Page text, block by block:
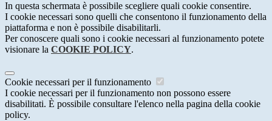
In questa schermata è possibile scegliere quali cookie consentire.
I cookie necessari sono quelli che consentono il funzionamento della
piattaforma e non è possibile disabilitarli.
Per conoscere quali sono i cookie necessari al funzionamento potete
visionare la COOKIE POLICY.
Cookie necessari per il funzionamento
I cookie necessari per il funzionamento non possono essere
disabilitati. È possibile consultare l'elenco nella pagina della cookie
policy.